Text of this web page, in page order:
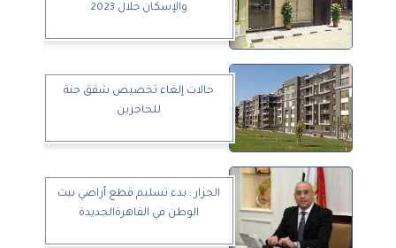
والإسكان خلال 2023
حالات إلغاء تخصيص شقق جنة
للحاجزين
الجزار : بدء تسليم قطع أراضي بيت
الوطن في القاهرةالجديدة